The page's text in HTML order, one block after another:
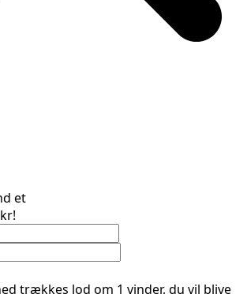
et
trækkes lod om 1 vinder, du vil blive